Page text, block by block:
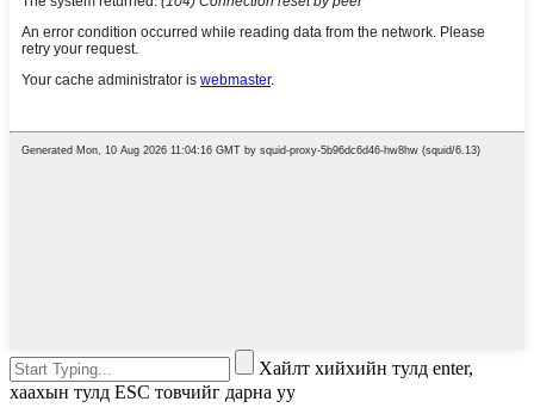
Хайлт хийхийн тулд enter,
хаахын тулд ESC товчийг дарна уу